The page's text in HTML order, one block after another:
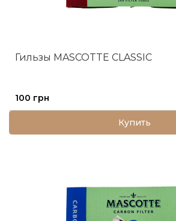
Гильзы MASCOTTE CLASSIC
100 грн
Купить